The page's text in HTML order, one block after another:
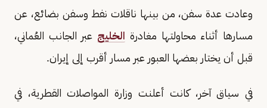
وعادت عدة سفن، من بينها ناقلات نفط وسفن بضائع، عن
مسارها أثناء محاولتها مغادرة الخليج عبر الجانب العُماني،
قبل أن يختار بعضها العبور عبر مسار أقرب إلى إيران.
في سياق آخر، كانت أعلنت وزارة المواصلات القطرية، في